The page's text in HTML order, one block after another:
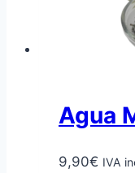
Agua
9,90€ IVA